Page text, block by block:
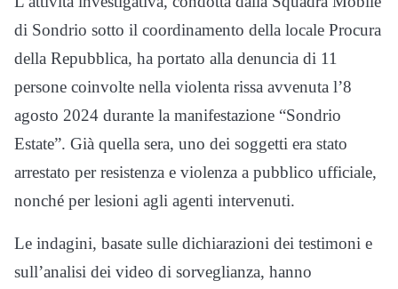
di Sondrio sotto il coordinamento della locale Procura
della Repubblica, ha portato alla denuncia di 11
persone coinvolte nella violenta rissa avvenuta l’8
agosto 2024 durante la manifestazione “Sondrio
Estate”. Già quella sera, uno dei soggetti era stato
arrestato per resistenza e violenza a pubblico ufficiale,
nonché per lesioni agli agenti intervenuti.
Le indagini, basate sulle dichiarazioni dei testimoni e
sull’analisi dei video di sorveglianza, hanno